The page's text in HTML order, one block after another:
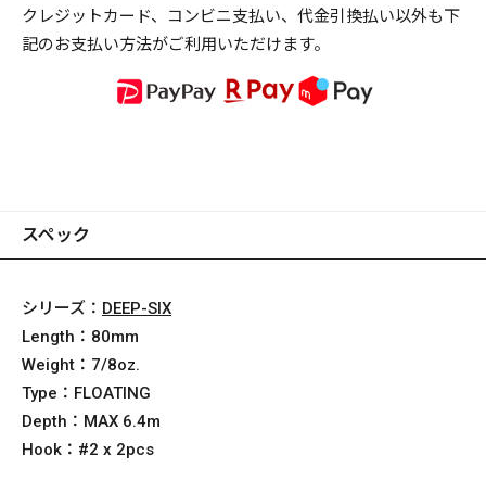
クレジットカード、コンビニ支払い、代金引換払い以外も下
記のお支払い方法がご利用いただけます。
スペック
シリーズ： DEEP-SIX
Length： 80mm
Weight： 7/8oz.
Type： FLOATING
Depth： MAX 6.4m
Hook： #2 x 2pcs